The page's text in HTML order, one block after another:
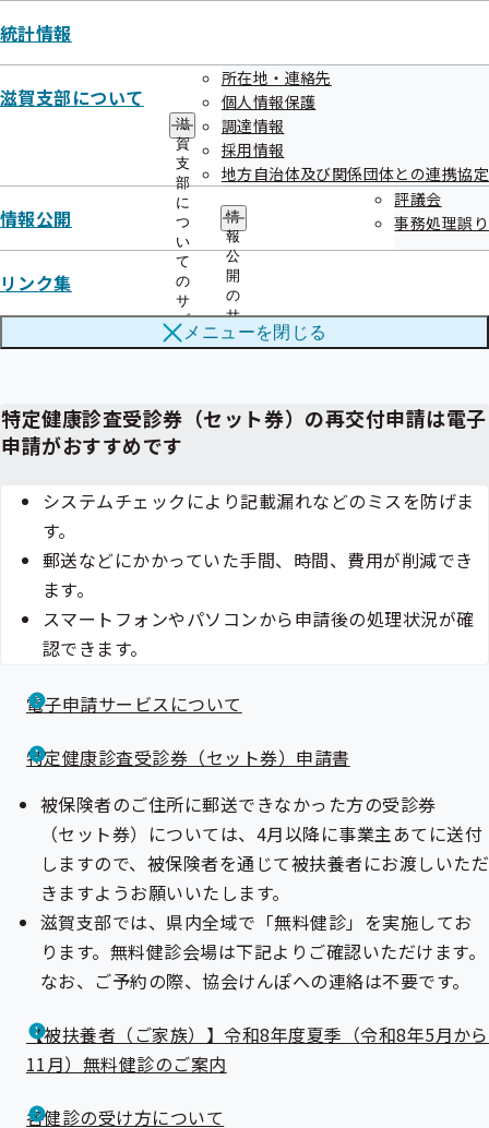
統計情報
滋賀支部について
滋
賀
支
部
に
つ
い
て
の
サ
ブ
メ
所在地・連絡先
個人情報保護
調達情報
採用情報
地方自治体及び関係団体との連携協定
情報公開
情
報
公
開
の
サ
ブ
メ
ー
評議会
事務処理誤り
リンク集
メニューを閉じる
令和8年3月27日（金）に受診券（セット券）を滋賀県
内にお住まいの方のご自宅（被保険者のご住所あて）
へ発送しました。（送付先の住所は、協会けんぽに登
録されている住所となります。）
令和8年1月上旬時点で協会けんぽにご加入の
情報をもとに受診券（セット券）を作成します。このた
め、1月以降に新たに被扶養者となった方については、
順次受診券（セット券）を発送いたしますが、お急ぎ
の場合は、「特定健康診査受診券（セット券）申請
書」をご提出いただくか、電子申請により交付申請い
ただく必要があります。
特定健康診査受診券（セット券）の再交付申請は電子
申請がおすすめです
システムチェックにより記載漏れなどのミスを防げま
す。
郵送などにかかっていた手間、時間、費用が削減でき
ます。
スマートフォンやパソコンから申請後の処理状況が確
認できます。
電子申請サービスについて
特定健康診査受診券（セット券）申請書
被保険者のご住所に郵送できなかった方の受診券
（セット券）については、4月以降に事業主あてに送付
しますので、被保険者を通じて被扶養者にお渡しいただ
きますようお願いいたします。
滋賀支部では、県内全域で「無料健診」を実施してお
ります。無料健診会場は下記よりご確認いただけます。
なお、ご予約の際、協会けんぽへの連絡は不要です。
【被扶養者（ご家族）】令和8年度夏季（令和8年5月から
11月）無料健診のご案内
各健診の受け方について